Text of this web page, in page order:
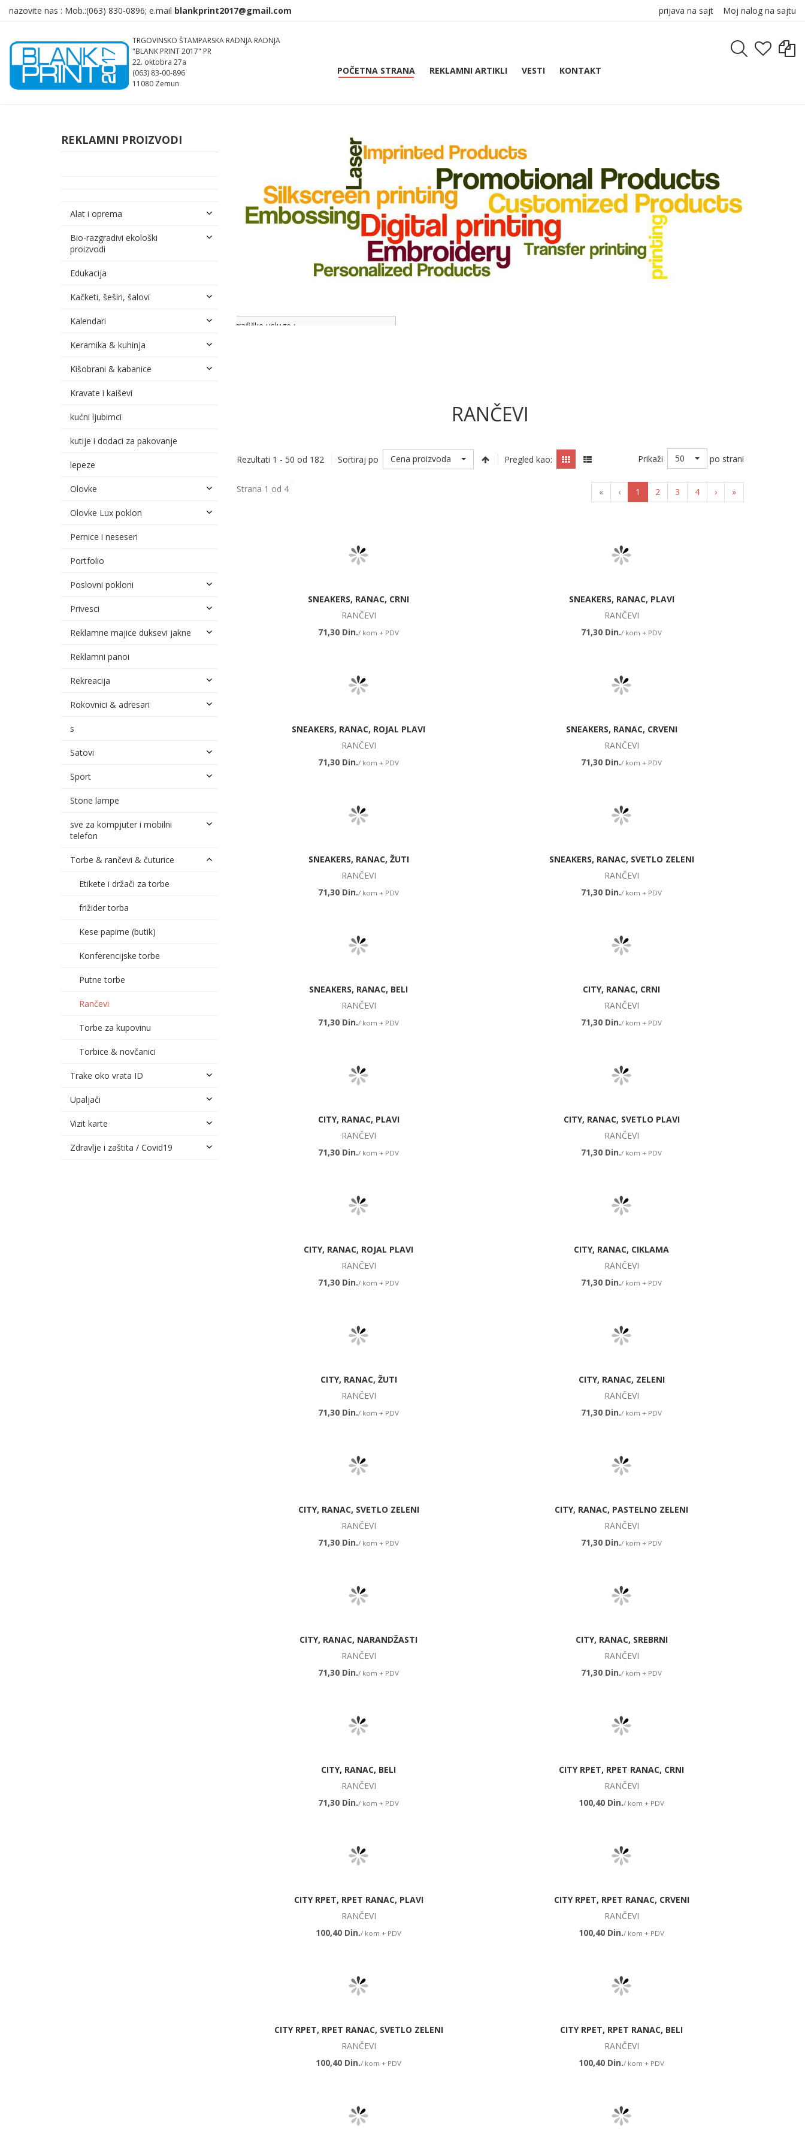
nazovite nas : Mob.:(063) 830-0896; e.mail prijava na sajt Moj nalog na sajtu
TRGOVINSKO ŠTAMPARSKA RADNJA RADNJA
"BLANK PRINT 2017" PR
22. oktobra 27a
(063) 83-00-896
11080 Zemun
POČETNA STRANA REKLAMNI ARTIKLI VESTI KONTAKT
grafičke usluge :
RANČEVI
Rezultati 1 - 50 od 182 Sortiraj po Cena proizvoda Pregled kao: Prikaži 50 po strani
Strana 1 od 4 « ‹ 1 2 3 4 › »
SNEAKERS, RANAC, CRNI
RANČEVI
71,30 Din./ kom + PDV
SNEAKERS, RANAC, PLAVI
RANČEVI
71,30 Din./ kom + PDV
SNEAKERS, RANAC, ROJAL PLAVI
RANČEVI
71,30 Din./ kom + PDV
SNEAKERS, RANAC, CRVENI
RANČEVI
71,30 Din./ kom + PDV
SNEAKERS, RANAC, ŽUTI
RANČEVI
71,30 Din./ kom + PDV
SNEAKERS, RANAC, SVETLO ZELENI
RANČEVI
71,30 Din./ kom + PDV
SNEAKERS, RANAC, BELI
RANČEVI
71,30 Din./ kom + PDV
CITY, RANAC, CRNI
RANČEVI
71,30 Din./ kom + PDV
CITY, RANAC, PLAVI
RANČEVI
71,30 Din./ kom + PDV
CITY, RANAC, SVETLO PLAVI
RANČEVI
71,30 Din./ kom + PDV
CITY, RANAC, ROJAL PLAVI
RANČEVI
71,30 Din./ kom + PDV
CITY, RANAC, CIKLAMA
RANČEVI
71,30 Din./ kom + PDV
CITY, RANAC, ŽUTI
RANČEVI
71,30 Din./ kom + PDV
CITY, RANAC, ZELENI
RANČEVI
71,30 Din./ kom + PDV
CITY, RANAC, SVETLO ZELENI
RANČEVI
71,30 Din./ kom + PDV
CITY, RANAC, PASTELNO ZELENI
RANČEVI
71,30 Din./ kom + PDV
CITY, RANAC, NARANDŽASTI
RANČEVI
71,30 Din./ kom + PDV
CITY, RANAC, SREBRNI
RANČEVI
71,30 Din./ kom + PDV
CITY, RANAC, BELI
RANČEVI
71,30 Din./ kom + PDV
CITY RPET, RPET RANAC, CRNI
RANČEVI
100,40 Din./ kom + PDV
CITY RPET, RPET RANAC, PLAVI
RANČEVI
100,40 Din./ kom + PDV
CITY RPET, RPET RANAC, CRVENI
RANČEVI
100,40 Din./ kom + PDV
CITY RPET, RPET RANAC, SVETLO ZELENI
RANČEVI
100,40 Din./ kom + PDV
CITY RPET, RPET RANAC, BELI
RANČEVI
100,40 Din./ kom + PDV
REKLAMNI PROIZVODI
Alat i oprema
Bio-razgradivi ekološki
proizvodi
Edukacija
Kačketi, šeširi, šalovi
Kalendari
Keramika & kuhinja
Kišobrani & kabanice
Kravate i kaiševi
kućni ljubimci
kutije i dodaci za pakovanje
lepeze
Olovke
Olovke Lux poklon
Pernice i neseseri
Portfolio
Poslovni pokloni
Privesci
Reklamne majice duksevi jakne
Reklamni panoi
Rekreacija
Rokovnici & adresari
s
Satovi
Sport
Stone lampe
sve za kompjuter i mobilni
telefon
Torbe & rančevi & čuturice
Etikete i držači za torbe
frižider torba
Kese papirne (butik)
Konferencijske torbe
Putne torbe
Rančevi
Torbe za kupovinu
Torbice & novčanici
Trake oko vrata ID
Upaljači
Vizit karte
Zdravlje i zaštita / Covid19